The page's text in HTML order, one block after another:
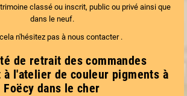
classé ou inscrit, public ou privé ainsi que
dans le neuf.
n'hésitez pas à nous contacter .
de retrait des commandes
l'atelier de couleur pigments à
Foëcy dans le cher